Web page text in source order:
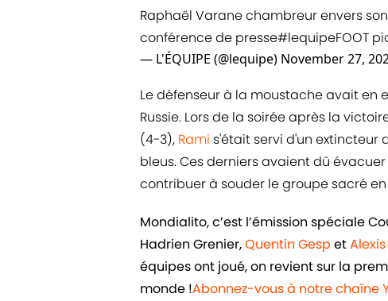
Raphaël Varane chambreur envers
conférence de presse#lequipeFOOT
— L'ÉQUIPE (@lequipe) November 27,
Le défenseur à la moustache avait en
Russie. Lors de la soirée après la
(4-3), Rami s'était servi d'un extincteur
bleus. Ces derniers avaient dû
contribuer à souder le groupe sacré
Mondialito, c’est l’émission spéciale
Hadrien Grenier,Quentin Gesp et
équipes ont joué, on revient sur la
monde !Abonnez-vous à notre chaîne